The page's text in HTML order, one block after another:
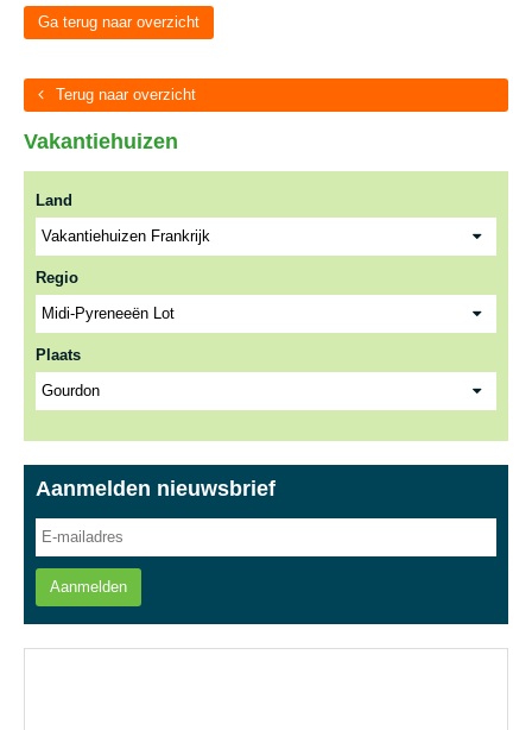
Ga terug naar overzicht
Terug naar overzicht
Vakantiehuizen
Land
Regio
Plaats
Aanmelden nieuwsbrief
Aanmelden